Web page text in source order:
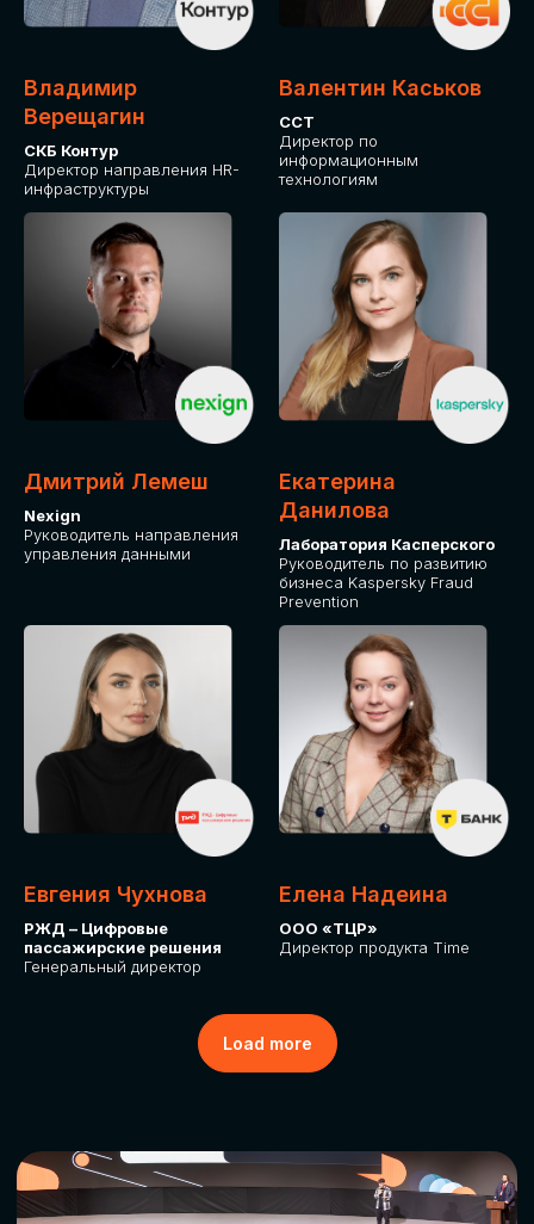
Владимир
Верещагин
СКБ Контур
Директор направления HR-
инфраструктуры
Валентин Каськов
ССТ
Директор по
информационным
технологиям
Дмитрий Лемеш
Nexign
Руководитель направления
управления данными
Екатерина
Данилова
Лаборатория Касперского
Руководитель по развитию
бизнеса Kaspersky Fraud
Prevention
Евгения Чухнова
РЖД – Цифровые
пассажирские решения
Генеральный директор
Елена Надеина
ООО «ТЦР»
Директор продукта Time
Load more
ДЛЯ ОПЛАТЫ БИЛЕТОВ
Оплата через сервис Timepad
ПРИОБРЕСТИ БИЛЕТ